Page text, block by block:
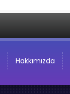
Hakkımızda